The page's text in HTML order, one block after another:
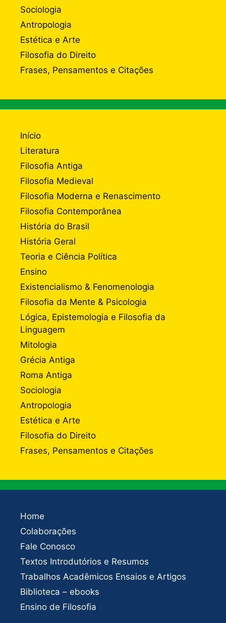
Sociologia
Antropologia
Estética e Arte
Filosofia do Direito
Frases, Pensamentos e Citações
Início
Literatura
Filosofia Antiga
Filosofia Medieval
Filosofia Moderna e Renascimento
Filosofia Contemporânea
História do Brasil
História Geral
Teoria e Ciência Política
Ensino
Existencialismo & Fenomenologia
Filosofia da Mente & Psicologia
Lógica, Epistemologia e Filosofia da
Linguagem
Mitologia
Grécia Antiga
Roma Antiga
Sociologia
Antropologia
Estética e Arte
Filosofia do Direito
Frases, Pensamentos e Citações
Home
Colaborações
Fale Conosco
Textos Introdutórios e Resumos
Trabalhos Acadêmicos Ensaios e Artigos
Biblioteca – ebooks
Ensino de Filosofia